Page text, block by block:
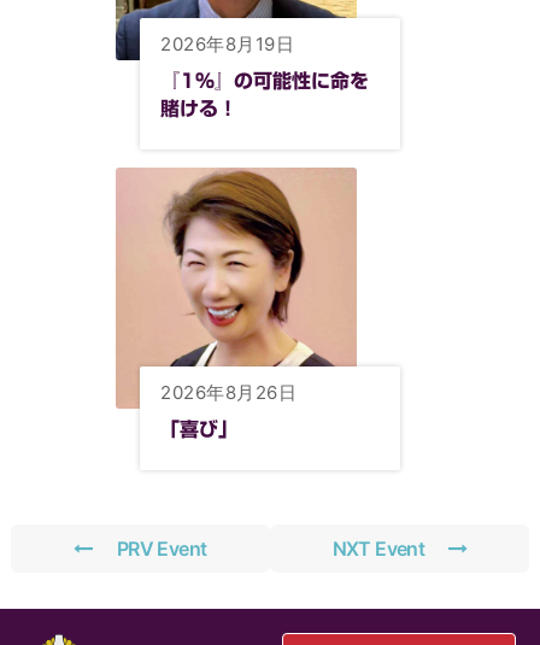
2026年8月19日
『1%』の可能性に命を
賭ける！
2026年8月26日
「喜び」
PRV Event NXT Event